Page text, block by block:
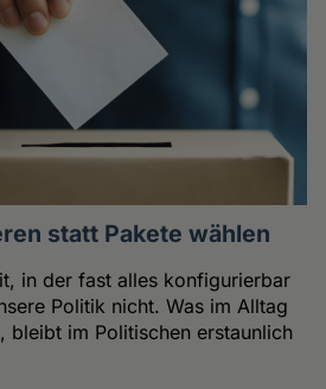
statt Pakete wählen
in der fast alles konfigurierbar
Politik nicht. Was im Alltag
bleibt im Politischen erstaunlich